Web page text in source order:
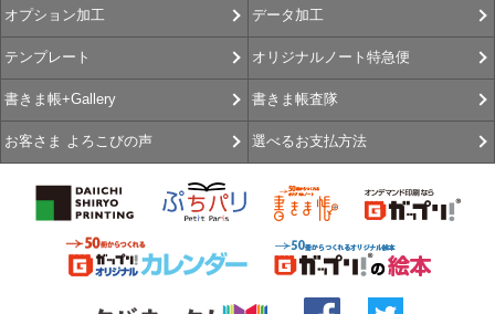
オプション加工 データ加工
テンプレート オリジナルノート特急便
書きま帳+Gallery 書きま帳査隊
お客さま よろこびの声 選べるお支払方法